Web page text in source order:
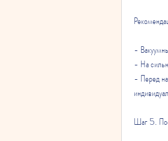
-
- На
- Перед
Шаг 5.